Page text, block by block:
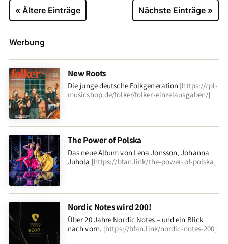
« Ältere Einträge Nächste Einträge »
Werbung
New Roots
Die junge deutsche Folkgeneration [https://cpl-
musicshop.de/folker/folker-einzelausgaben/]
The Power of Polska
Das neue Album von Lena Jonsson, Johanna
Juhola [https://bfan.link/the-power-of-polska]
Nordic Notes wird 200!
Über 20 Jahre Nordic Notes – und ein Blick
nach vorn. [https://bfan.link/nordic-notes-200]